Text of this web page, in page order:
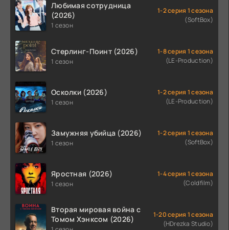
Любимая сотрудница
(2026)
1 сезон
1-2 серия 1 сезона
(SoftBox)
Стерлинг-Поинт (2026)
1 сезон
1-8 серия 1 сезона
(LE-Production)
Осколки (2026)
1 сезон
1-2 серия 1 сезона
(LE-Production)
Замужняя убийца (2026)
1 сезон
1-2 серия 1 сезона
(SoftBox)
Яростная (2026)
1 сезон
1-4 серия 1 сезона
(Coldfilm)
Вторая мировая война с
Томом Хэнксом (2026)
1-20 серия 1 сезона
(HDrezka Studio)